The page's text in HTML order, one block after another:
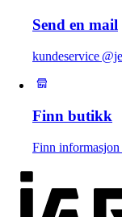
Send en mail
kundeservice
Finn butikk
Finn